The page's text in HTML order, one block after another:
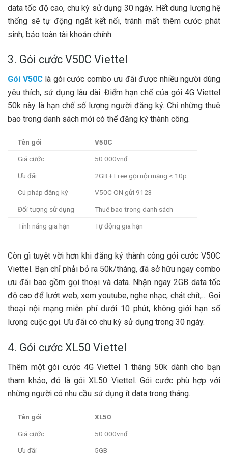
data tốc độ cao, chu kỳ sử dụng 30 ngày. Hết dung lượng hệ
thống sẽ tự động ngắt kết nối, tránh mất thêm cước phát
sinh, bảo toàn tài khoản chính.
3. Gói cước V50C Viettel
Gói V50Clà gói cước combo ưu đãi được nhiều người dùng
yêu thích, sử dụng lâu dài. Điểm hạn chế của gói 4G Viettel
50k này là hạn chế số lượng người đăng ký. Chỉ những thuê
bao trong danh sách mới có thể đăng ký thành công.
Tên gói V50C
Giá cước 50.000vnđ
Ưu đãi 2GB + Free gọi nội mạng < 10p
Cú pháp đăng ký V50C ON gửi 9123
Đối tượng sử dụng Thuê bao trong danh sách
Tính năng gia hạn Tự động gia hạn
Còn gì tuyệt vời hơn khi đăng ký thành công gói cước V50C
Viettel. Bạn chỉ phải bỏ ra 50k/tháng, đã sở hữu ngay combo
ưu đãi bao gồm gọi thoại và data. Nhận ngay 2GB data tốc
độ cao để lướt web, xem youtube, nghe nhạc, chát chít,… Gọi
thoại nội mạng miễn phí dưới 10 phút, không giới hạn số
lượng cuộc gọi. Ưu đãi có chu kỳ sử dụng trong 30 ngày.
4. Gói cước XL50 Viettel
Thêm một gói cước 4G Viettel 1 tháng 50k dành cho bạn
tham khảo, đó là gói XL50 Viettel. Gói cước phù hợp với
những người có nhu cầu sử dụng ít data trong tháng.
Tên gói XL50
Giá cước 50.000vnđ
Ưu đãi 5GB